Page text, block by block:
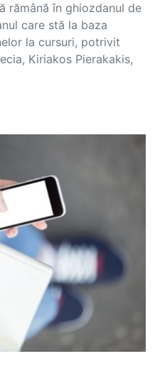
rămână în ghiozdanul de
care stă la baza
la cursuri, potrivit
Kiriakos Pierakakis,